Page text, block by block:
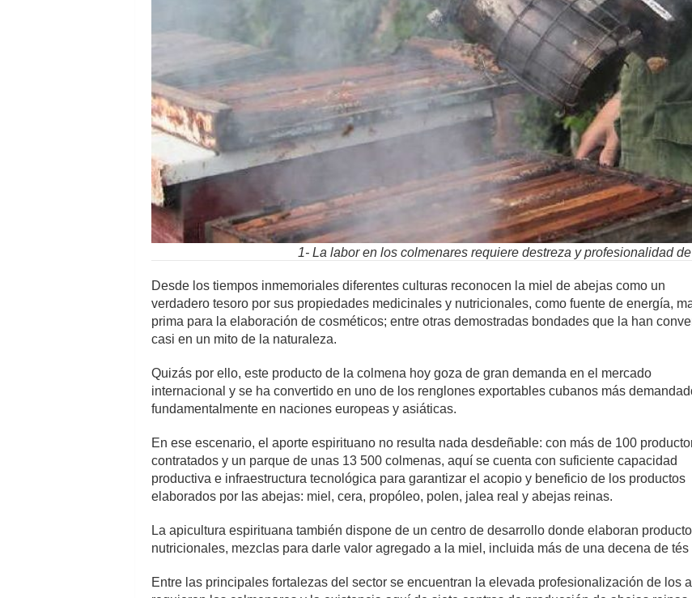
1- La labor en los colmenares requiere destreza y profesionalidad
Desde los tiempos inmemoriales diferentes culturas reconocen la miel de abejas como un
verdadero tesoro por sus propiedades medicinales y nutricionales, como fuente de energía,
prima para la elaboración de cosméticos; entre otras demostradas bondades que la han
casi en un mito de la naturaleza.
Quizás por ello, este producto de la colmena hoy goza de gran demanda en el mercado
internacional y se ha convertido en uno de los renglones exportables cubanos más
fundamentalmente en naciones europeas y asiáticas.
En ese escenario, el aporte espirituano no resulta nada desdeñable: con más de 100
contratados y un parque de unas 13 500 colmenas, aquí se cuenta con suficiente capacidad
productiva e infraestructura tecnológica para garantizar el acopio y beneficio de los productos
elaborados por las abejas: miel, cera, propóleo, polen, jalea real y abejas reinas.
La apicultura espirituana también dispone de un centro de desarrollo donde elaboran
nutricionales, mezclas para darle valor agregado a la miel, incluida más de una decena de
Entre las principales fortalezas del sector se encuentran la elevada profesionalización de los